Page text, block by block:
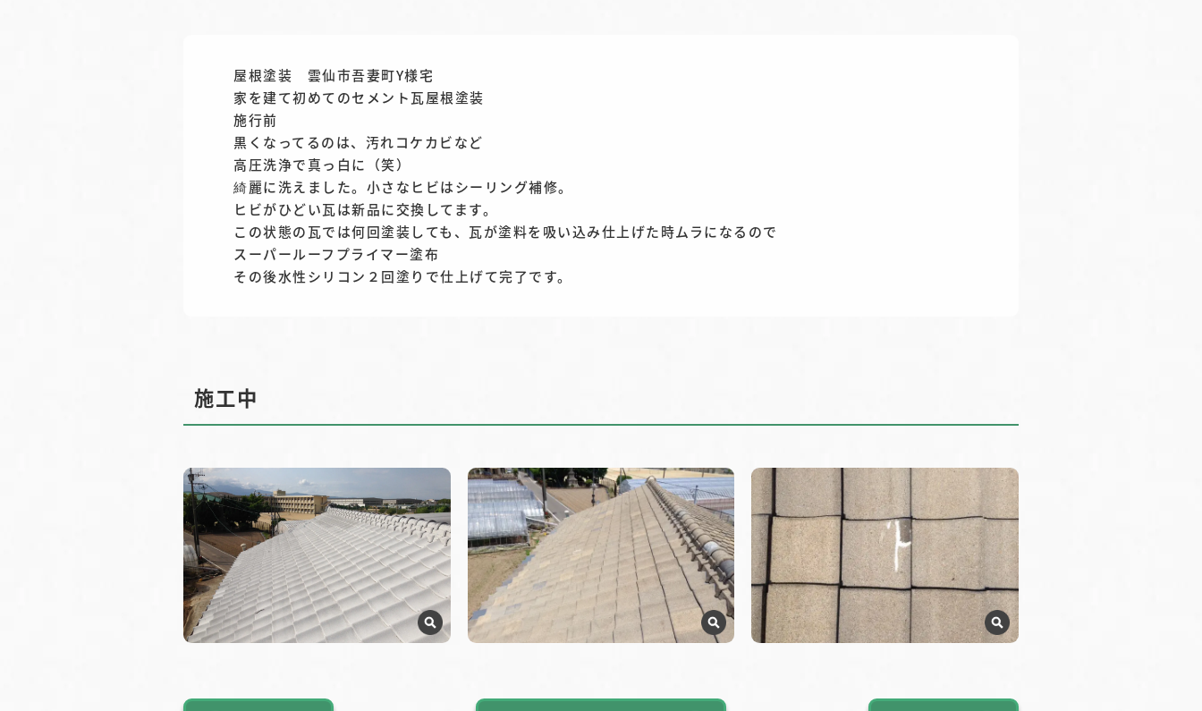
屋根塗装 雲仙市吾妻町Y様宅
家を建て初めてのセメント瓦屋根塗装
施行前
黒くなってるのは、汚れコケカビなど
高圧洗浄で真っ白に（笑）
綺麗に洗えました。小さなヒビはシーリング補修。
ヒビがひどい瓦は新品に交換してます。
この状態の瓦では何回塗装しても、瓦が塗料を吸い込み仕上げた時ムラになるので
スーパールーフプライマー塗布
その後水性シリコン２回塗りで仕上げて完了です。
施工中